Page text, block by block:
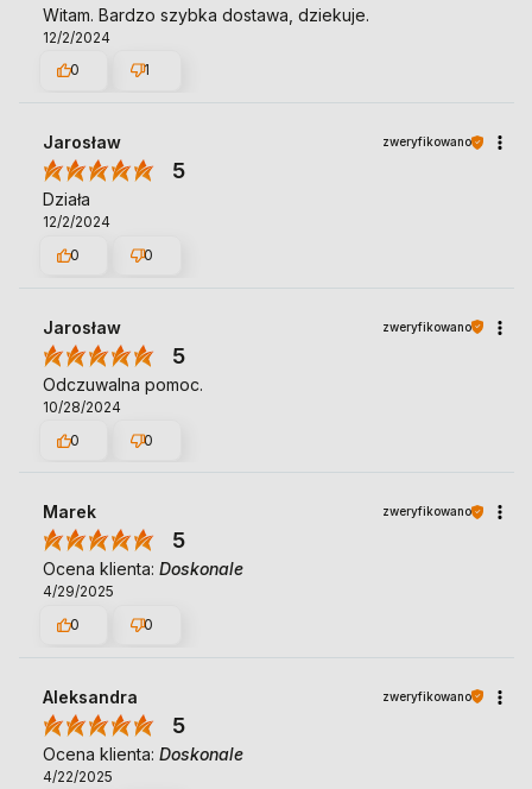
Witam. Bardzo szybka dostawa, dziekuje.
12/2/2024
0
1
Jarosław zweryfikowano
5
Działa
12/2/2024
0
0
Jarosław zweryfikowano
5
Odczuwalna pomoc.
10/28/2024
0
0
Marek zweryfikowano
5
Ocena klienta: Doskonale
4/29/2025
0
0
Aleksandra zweryfikowano
5
Ocena klienta: Doskonale
4/22/2025